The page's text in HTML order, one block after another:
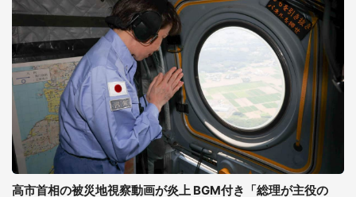
高市首相の被災地視察動画が炎上 BGM付き「総理が主役の